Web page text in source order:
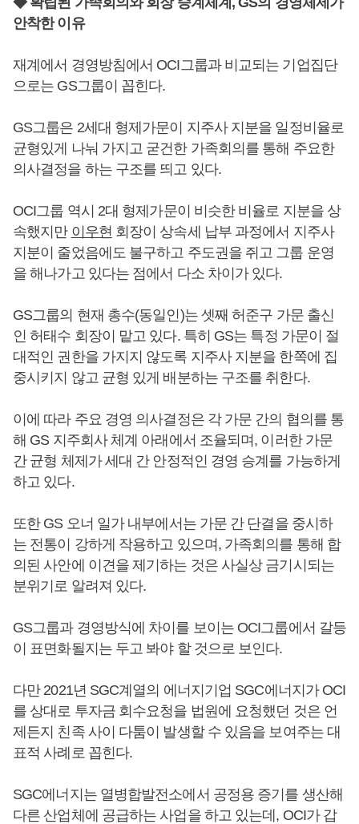
안착한 이유
재계에서 경영방침에서 OCI그룹과 비교되는 기업집단
으로는 GS그룹이 꼽힌다.
GS그룹은 2세대 형제가문이 지주사 지분을 일정비율로
균형있게 나눠 가지고 굳건한 가족회의를 통해 주요한
의사결정을 하는 구조를 띄고 있다.
OCI그룹 역시 2대 형제가문이 비슷한 비율로 지분을 상
속했지만 이우현 회장이 상속세 납부 과정에서 지주사
지분이 줄었음에도 불구하고 주도권을 쥐고 그룹 운영
을 해나가고 있다는 점에서 다소 차이가 있다.
GS그룹의 현재 총수(동일인)는 셋째 허준구 가문 출신
인 허태수 회장이 맡고 있다. 특히 GS는 특정 가문이 절
대적인 권한을 가지지 않도록 지주사 지분을 한쪽에 집
중시키지 않고 균형 있게 배분하는 구조를 취한다.
이에 따라 주요 경영 의사결정은 각 가문 간의 협의를 통
해 GS 지주회사 체계 아래에서 조율되며, 이러한 가문
간 균형 체제가 세대 간 안정적인 경영 승계를 가능하게
하고 있다.
또한 GS 오너 일가 내부에서는 가문 간 단결을 중시하
는 전통이 강하게 작용하고 있으며, 가족회의를 통해 합
의된 사안에 이견을 제기하는 것은 사실상 금기시되는
분위기로 알려져 있다.
GS그룹과 경영방식에 차이를 보이는 OCI그룹에서 갈등
이 표면화될지는 두고 봐야 할 것으로 보인다.
다만 2021년 SGC계열의 에너지기업 SGC에너지가 OCI
를 상대로 투자금 회수요청을 법원에 요청했던 것은 언
제든지 친족 사이 다툼이 발생할 수 있음을 보여주는 대
표적 사례로 꼽힌다.
SGC에너지는 열병합발전소에서 공정용 증기를 생산해
다른 산업체에 공급하는 사업을 하고 있는데, OCI가 갑